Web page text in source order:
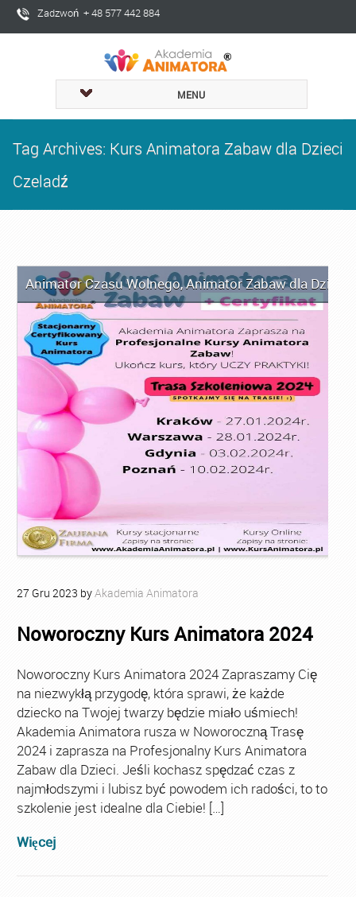
Zadzwoń + 48 577 442 884
MENU
Tag Archives: Kurs Animatora Zabaw dla Dzieci
Czeladź
Animator Czasu Wolnego,Animator Zabaw dla Dzieci
27 Gru 2023 byAkademia Animatora
Noworoczny Kurs Animatora 2024
Noworoczny Kurs Animatora 2024 Zapraszamy Cię
na niezwykłą przygodę, która sprawi, że każde
dziecko na Twojej twarzy będzie miało uśmiech!
Akademia Animatora rusza w Noworoczną Trasę
2024 i zaprasza na Profesjonalny Kurs Animatora
Zabaw dla Dzieci. Jeśli kochasz spędzać czas z
najmłodszymi i lubisz być powodem ich radości, to to
szkolenie jest idealne dla Ciebie! […]
Więcej